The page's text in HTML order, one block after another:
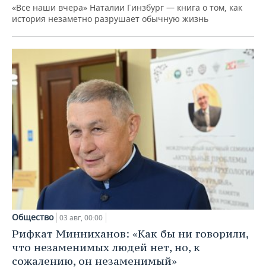
«Все наши вчера» Наталии Гинзбург — книга о том, как
история незаметно разрушает обычную жизнь
Общество 03 авг, 00:00
Рифкат Минниханов: «Как бы ни говорили,
что незаменимых людей нет, но, к
сожалению, он незаменимый»